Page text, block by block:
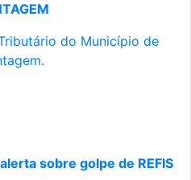
do Município de
sobre golpe de REFIS